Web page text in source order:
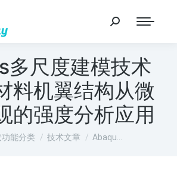
多尺度建模技术
料机翼结构从微
的强度分析应用
：
功能分类 技术文章 Abaqu…